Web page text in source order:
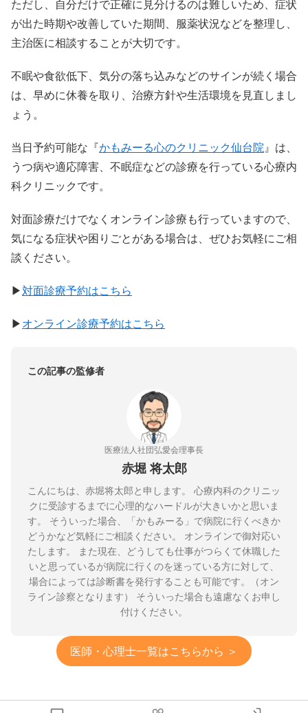
ただし、自分だけで正確に見分けるのは難しいため、症状
が出た時期や改善していた期間、服薬状況などを整理し、
主治医に相談することが大切です。
不眠や食欲低下、気分の落ち込みなどのサインが続く場合
は、早めに休養を取り、治療方針や生活環境を見直しまし
ょう。
当日予約可能な『かもみーる心のクリニック仙台院』は、
うつ病や適応障害、不眠症などの診療を行っている心療内
科クリニックです。
対面診療だけでなくオンライン診療も行っていますので、
気になる症状や困りごとがある場合は、ぜひお気軽にご相
談ください。
▶︎対面診療予約はこちら
▶︎オンライン診療予約はこちら
この記事の監修者
医療法人社団弘愛会理事長
赤堀 将太郎
こんにちは、赤堀将太郎と申します。 心療内科のクリニッ
クに受診するまでに心理的なハードルが大きいかと思いま
す。 そういった場合、「かもみーる」で病院に行くべきか
どうかなど気軽にご相談ください。 オンラインで御対応い
たします。 また現在、どうしても仕事がつらくて休職した
いと思っているが病院に行くのを迷っている方に対して、
場合によっては診断書を発行することも可能です。（オン
ライン診察となります） そういった場合も遠慮なくお申し
付けください。
医師・心理士一覧はこちらから ＞